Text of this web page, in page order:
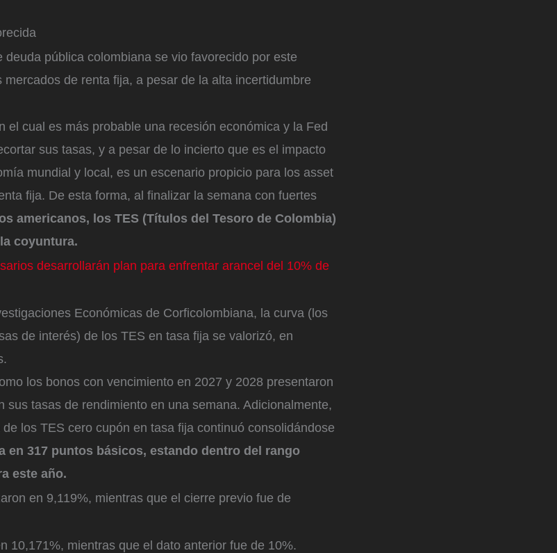
deuda pública colombiana se vio favorecido por este
de renta fija, a pesar de la alta incertidumbre
el cual es más probable una recesión económica y la Fed
sus tasas, y a pesar de lo incierto que es el impacto
mundial y local, es un escenario propicio para los asset
fija. De esta forma, al finalizar la semana con fuertes
americanos, los TES (Títulos del Tesoro de Colombia)
coyuntura.
desarrollarán plan para enfrentar arancel del 10% de
Económicas de Corficolombiana, la curva (los
de interés) de los TES en tasa fija se valorizó, en
los bonos con vencimiento en 2027 y 2028 presentaron
sus tasas de rendimiento en una semana. Adicionalmente,
los TES cero cupón en tasa fija continuó consolidándose
en 317 puntos básicos, estando dentro del rango
este año.
en 9,119%, mientras que el cierre previo fue de
10,171%, mientras que el dato anterior fue de 10%.